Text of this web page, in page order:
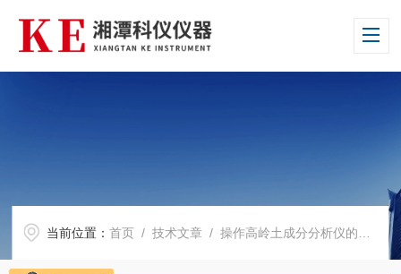
当前位置：首页 /技术文章 / 操作高岭土成分分析仪的注意事项与技巧汇总